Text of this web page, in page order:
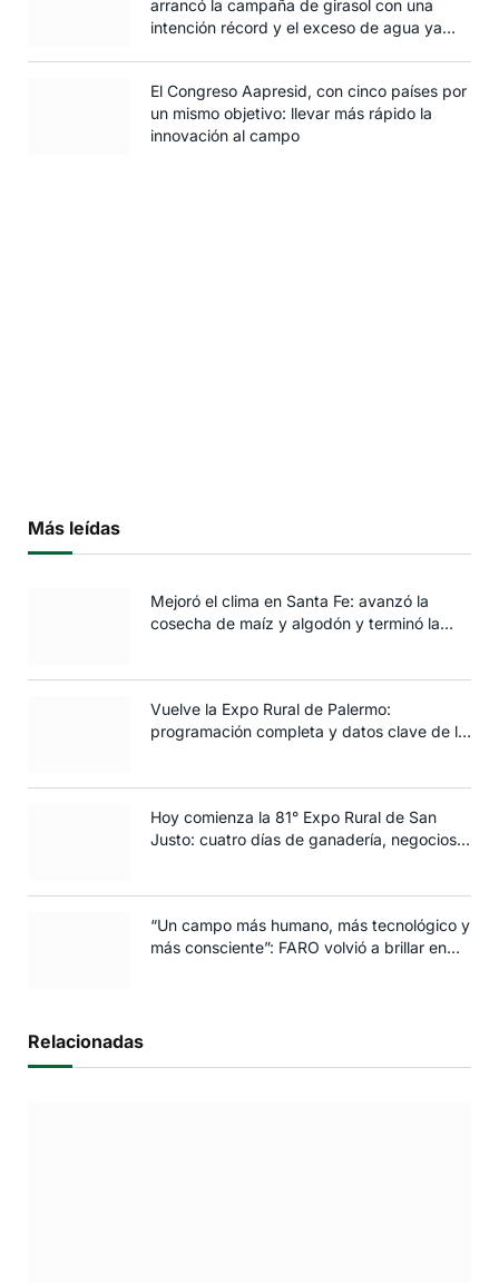
arrancó la campaña de girasol con una
intención récord y el exceso de agua ya
El Congreso Aapresid, con cinco países por
un mismo objetivo: llevar más rápido la
innovación al campo
Más leídas
Mejoró el clima en Santa Fe: avanzó la
cosecha de maíz y algodón y terminó la
Vuelve la Expo Rural de Palermo:
programación completa y datos clave de la
Hoy comienza la 81° Expo Rural de San
Justo: cuatro días de ganadería, negocios y
“Un campo más humano, más tecnológico y
más consciente”: FARO volvió a brillar en
Relacionadas